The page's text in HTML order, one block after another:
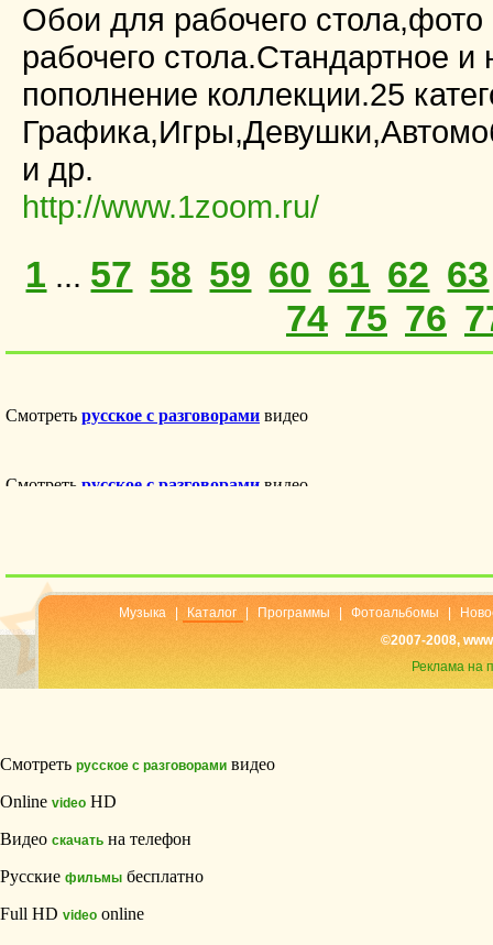
Обои для рабочего
рабочего стола.Стандартное
пополнение коллекции.25
и др.
http://www.1zoom.ru/
1 ... 57 58 59 60 61 62 63
74 75 76
Музыка Каталог Программы Фотоальбомы
©2007-2008,
Реклама на
Смотреть русское с разговорами видео
Online video HD
Видео скачать на телефон
Русские фильмы бесплатно
Full HD video online